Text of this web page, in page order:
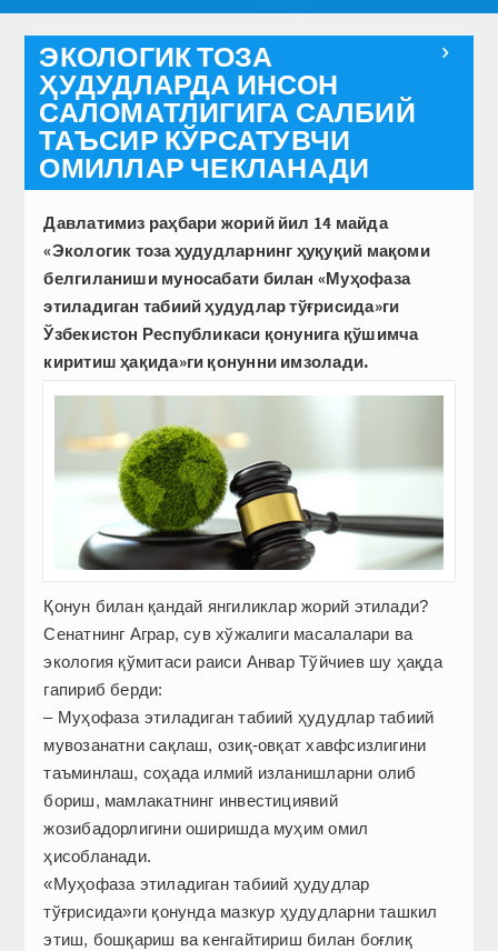

ЭКОЛОГИК ТОЗА
ҲУДУДЛАРДА ИНСОН
САЛОМАТЛИГИГА САЛБИЙ
ТАЪСИР КЎРСАТУВЧИ
ОМИЛЛАР ЧЕКЛАНАДИ
Давлатимиз раҳбари жорий йил 14 майда
«Экологик тоза ҳудудларнинг ҳуқуқий мақоми
белгиланиши муносабати билан «Муҳофаза
этиладиган табиий ҳудудлар тўғрисида»ги
Ўзбекистон Республикаси қонунига қўшимча
киритиш ҳақида»ги қонунни имзолади.
Қонун билан қандай янгиликлар жорий этилади?
Сенатнинг Аграр, сув хўжалиги масалалари ва
экология қўмитаси раиси Анвар Тўйчиев шу ҳақда
гапириб берди:
– Муҳофаза этиладиган табиий ҳудудлар табиий
мувозанатни сақлаш, озиқ-овқат хавфсизлигини
таъминлаш, соҳада илмий изланишларни олиб
бориш, мамлакатнинг инвестициявий
жозибадорлигини оширишда муҳим омил
ҳисобланади.
«Муҳофаза этиладиган табиий ҳудудлар
тўғрисида»ги қонунда мазкур ҳудудларни ташкил
этиш, бошқариш ва кенгайтириш билан боғлиқ